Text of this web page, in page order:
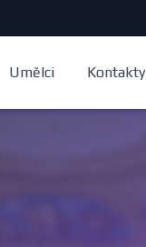
Umělci Kontakty